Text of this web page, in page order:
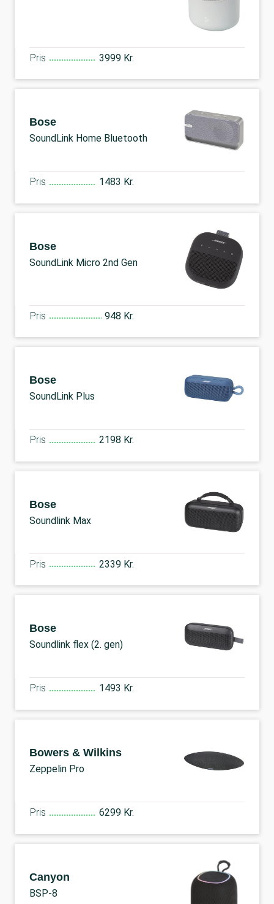
Pris 3999 Kr.
Bose
SoundLink Home Bluetooth
Pris 1483 Kr.
Bose
SoundLink Micro 2nd Gen
Pris 948 Kr.
Bose
SoundLink Plus
Pris 2198 Kr.
Bose
Soundlink Max
Pris 2339 Kr.
Bose
Soundlink flex (2. gen)
Pris 1493 Kr.
Bowers & Wilkins
Zeppelin Pro
Pris 6299 Kr.
Canyon
BSP-8